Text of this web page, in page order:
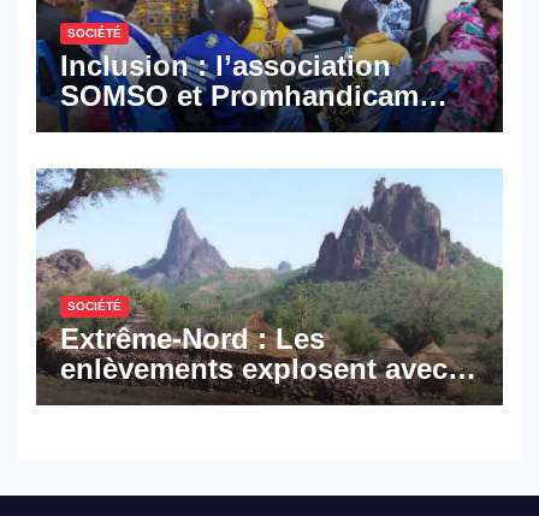
SOCIÉTÉ
Inclusion : l’association
SOMSO et Promhandicam
militent en faveur d’une
hôtellerie-restauration
SOCIÉTÉ
Extrême-Nord : Les
enlèvements explosent avec
308 victimes en trois mois